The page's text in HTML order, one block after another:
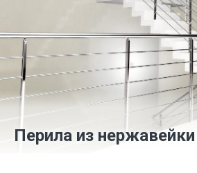
Перила из нержавейки